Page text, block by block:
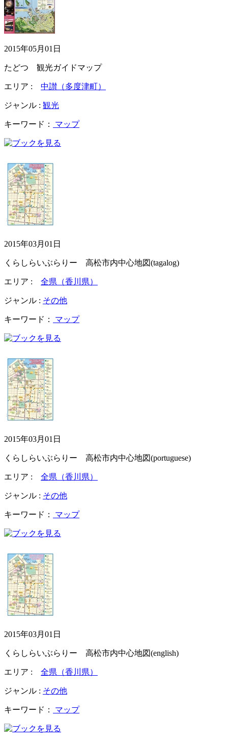
2015年05月01日
たどつ 観光ガイドマップ
エリア : 中讃（多度津町）
ジャンル : 観光
キーワード： マップ
2015年03月01日
くらしらいぶらりー 高松市内中心地図(tagalog)
エリア : 全県（香川県）
ジャンル : その他
キーワード： マップ
2015年03月01日
くらしらいぶらりー 高松市内中心地図(portuguese)
エリア : 全県（香川県）
ジャンル : その他
キーワード： マップ
2015年03月01日
くらしらいぶらりー 高松市内中心地図(english)
エリア : 全県（香川県）
ジャンル : その他
キーワード： マップ